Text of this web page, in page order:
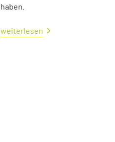
haben.
weiterlesen